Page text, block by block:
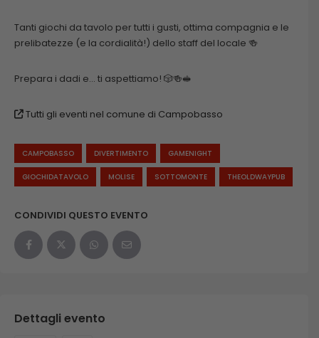
Tanti giochi da tavolo per tutti i gusti, ottima compagnia e le
prelibatezze (e la cordialità!) dello staff del locale 🍻
Prepara i dadi e… ti aspettiamo! 🎲🍻🥪
Tutti gli eventi nel comune di Campobasso
CAMPOBASSO DIVERTIMENTO GAMENIGHT
GIOCHIDATAVOLO MOLISE SOTTOMONTE THEOLDWAYPUB
CONDIVIDI QUESTO EVENTO
Dettagli evento